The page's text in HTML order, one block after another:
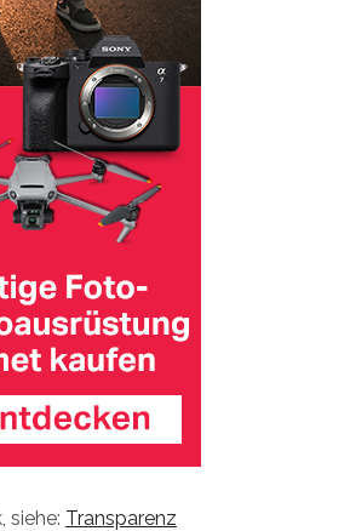
siehe: Transparenz